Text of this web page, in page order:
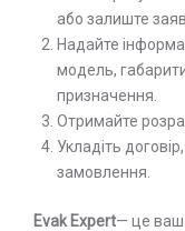
або залиште
Надайте
модель,
призначення.
Отримайте
Укладіть
замовлення.
Evak Expert— це ваш